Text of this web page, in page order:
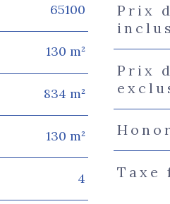
65100
130 m²
834 m²
130 m²
4
Prix
inclus
Prix
Taxe